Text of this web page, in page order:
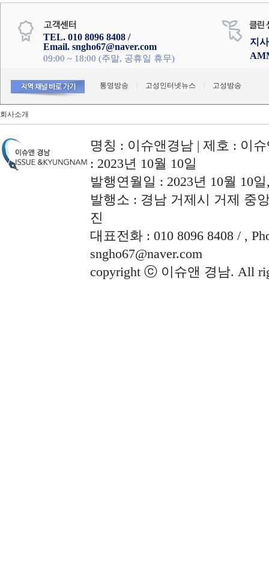
TEL. 010 8096 8408 /
Email. sngho67@naver.com
09:00 ~ 18:00 (주말, 공휴일 휴무)
지
통영방송 고성인터넷뉴스 고성방송
회사소개
명칭 : 이슈앤경남 | 제호 : 이
: 2023년 10월 10일
발행연월일 : 2023년 10월 10
발행소 : 경남 거제시 거제 중
진
대표전화 : 010 8096 8408 / ,
sngho67@naver.com
copyright ⓒ 이슈앤 경남. All